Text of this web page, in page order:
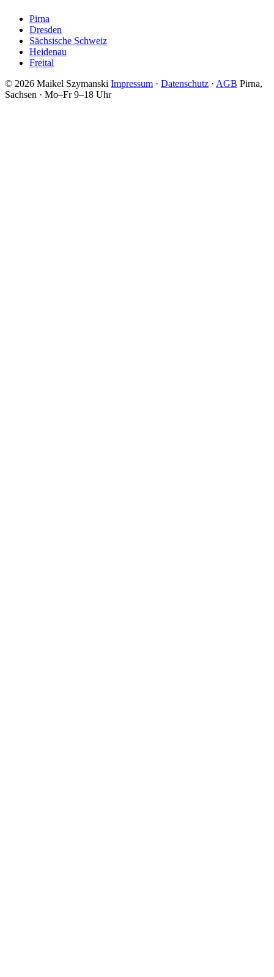
Pirna
Dresden
Sächsische Schweiz
Heidenau
Freital
© 2026 Maikel Szymanski Impressum · Datenschutz · AGB Pirna,
Sachsen · Mo–Fr 9–18 Uhr